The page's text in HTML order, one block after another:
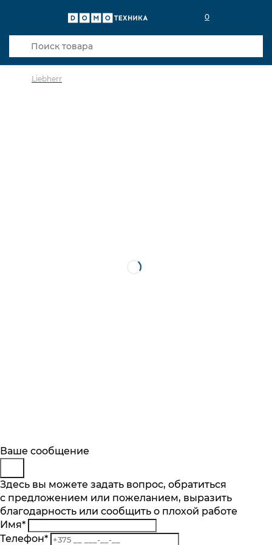
0
Liebherr
Покупка в 1 клик
Имя*
E-mail*
Телефон*
Комментарий
Описание
Отзывы
Основные характеристики
Макс. количество бутылок об. 0,75 л.
229
Количество температурных зон шт.
Будьте в курсе
Подпишитесь на последние обновления
и узнавайте о новинках и специальных
предложениях первыми
Подписаться
Заказ обратного звонка
Представьтесь
Телефон*
Комментарий
Ваше сообщение
Здесь вы можете задать вопрос, обратиться
с предложением или пожеланием, выразить
благодарность или сообщить о плохой работе
Имя*
Телефон*